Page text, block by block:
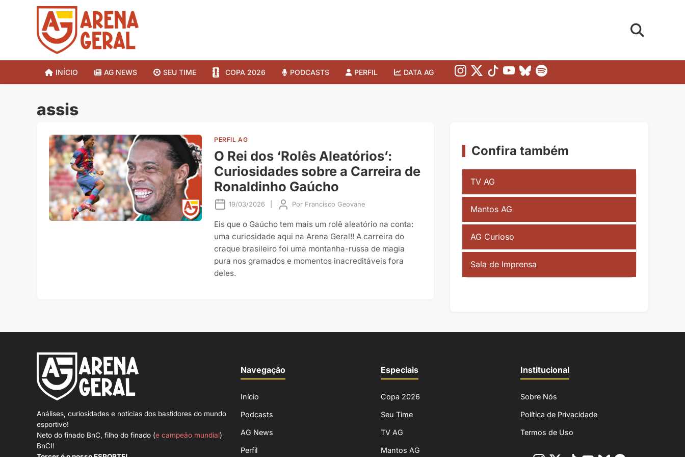
INÍCIO AG NEWS SEU TIME COPA 2026 PODCASTS PERFIL DATA AG
assis
PERFIL AG
O Rei dos ‘Rolês Aleatórios’:
Curiosidades sobre a Carreira de
Ronaldinho Gaúcho
19/03/2026 Por Francisco Geovane
Eis que o Gaúcho tem mais um rolê aleatório na conta:
uma curiosidade aqui na Arena Geral!! A carreira do
craque brasileiro foi uma montanha-russa de magia
pura nos gramados e momentos inacreditáveis fora
deles.
Confira também
TV AG
Mantos AG
AG Curioso
Sala de Imprensa
Análises, curiosidades e notícias dos bastidores do mundo
esportivo!
Neto do finado BnC, filho do finado (e campeão mundial)
BnCI!
Navegação
Início
Podcasts
AG News
Perfil
Especiais
Copa 2026
Seu Time
TV AG
Mantos AG
Institucional
Sobre Nós
Política de Privacidade
Termos de Uso